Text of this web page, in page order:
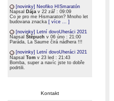
[novinky] Neofiko HISmaratón
Napsal
Dája v 22 zář : 09:09
Co je pro me Hismaraton? Mnoho let
budovana znacka [ více ... ]
[novinky] Letní dovoUheráci 2021
Napsal Štěpuch v 06 úno : 21:00
Paráda, La Saume čirá nádhera !!!
[novinky] Letní dovoUheráci 2021
Napsal Tom v 23 led : 21:43
Bomba, super a navíc jste to dobře
podrtili.
Kontakt